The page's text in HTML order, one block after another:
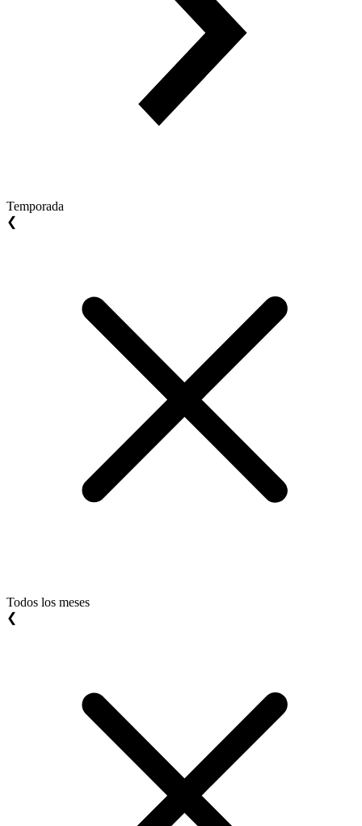
Temporada
❮
Todos los meses
❮